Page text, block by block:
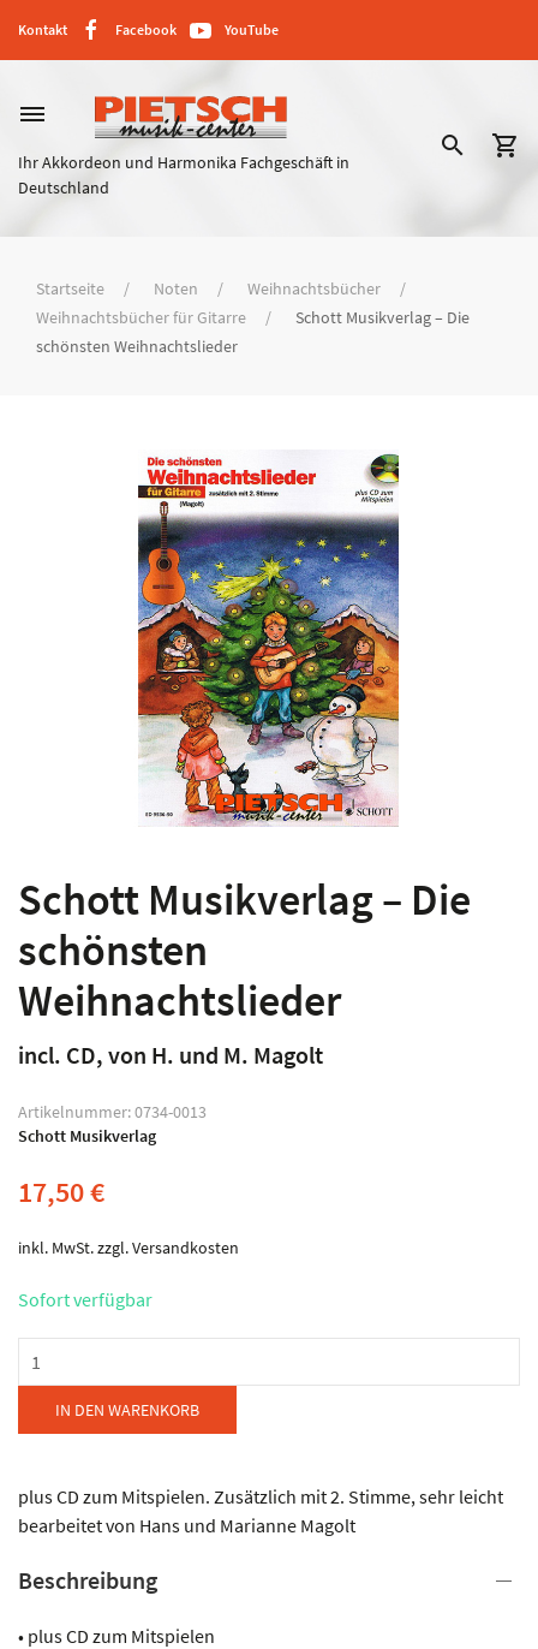
Kontakt Facebook YouTube
dehaze
Ihr Akkordeon und Harmonika Fachgeschäft in
Deutschland
search shopping_cart
Startseite Noten
Weihnachtsbücher
Weihnachtsbücher für Gitarre
Schott Musikverlag – Die
schönsten Weihnachtslieder
Schott Musikverlag – Die
schönsten
Weihnachtslieder
incl. CD, von H. und M. Magolt
Artikelnummer:0734-0013
Schott Musikverlag
17,50€
inkl. MwSt.zzgl.Versandkosten
Sofort verfügbar
Musikverlag
Die
Weihnachtslieder
Menge
IN DEN WARENKORB
plus CD zum Mitspielen. Zusätzlich mit 2. Stimme, sehr leicht
bearbeitet von Hans und Marianne Magolt
Beschreibung
• plus CD zum Mitspielen